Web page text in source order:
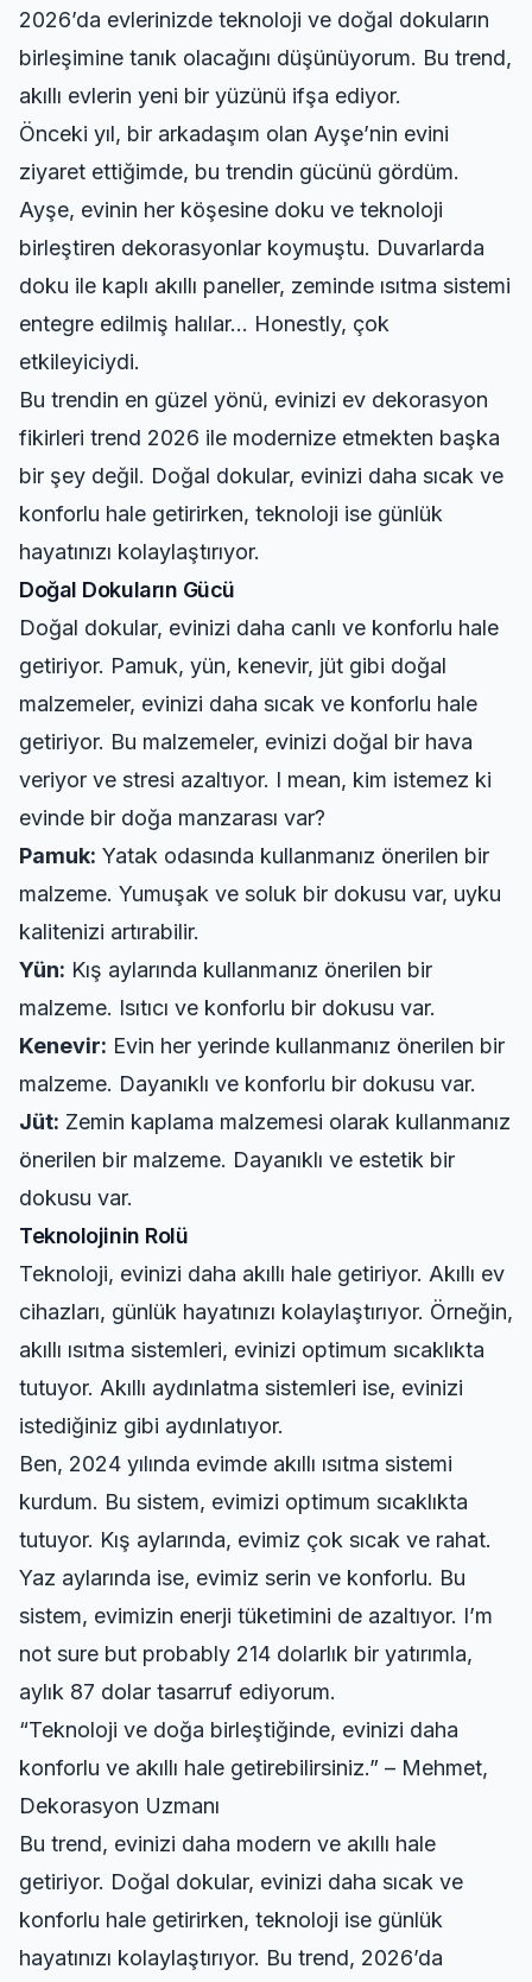
2026’da evlerinizde teknoloji ve doğal dokuların
birleşimine tanık olacağını düşünüyorum. Bu trend,
akıllı evlerin yeni bir yüzünü ifşa ediyor.
Önceki yıl, bir arkadaşım olan Ayşe’nin evini
ziyaret ettiğimde, bu trendin gücünü gördüm.
Ayşe, evinin her köşesine doku ve teknoloji
birleştiren dekorasyonlar koymuştu. Duvarlarda
doku ile kaplı akıllı paneller, zeminde ısıtma sistemi
entegre edilmiş halılar… Honestly, çok
etkileyiciydi.
Bu trendin en güzel yönü, evinizi ev dekorasyon
fikirleri trend 2026 ile modernize etmekten başka
bir şey değil. Doğal dokular, evinizi daha sıcak ve
konforlu hale getirirken, teknoloji ise günlük
hayatınızı kolaylaştırıyor.
Doğal Dokuların Gücü
Doğal dokular, evinizi daha canlı ve konforlu hale
getiriyor. Pamuk, yün, kenevir, jüt gibi doğal
malzemeler, evinizi daha sıcak ve konforlu hale
getiriyor. Bu malzemeler, evinizi doğal bir hava
veriyor ve stresi azaltıyor. I mean, kim istemez ki
evinde bir doğa manzarası var?
Pamuk: Yatak odasında kullanmanız önerilen bir
malzeme. Yumuşak ve soluk bir dokusu var, uyku
kalitenizi artırabilir.
Yün: Kış aylarında kullanmanız önerilen bir
malzeme. Isıtıcı ve konforlu bir dokusu var.
Kenevir: Evin her yerinde kullanmanız önerilen bir
malzeme. Dayanıklı ve konforlu bir dokusu var.
Jüt: Zemin kaplama malzemesi olarak kullanmanız
önerilen bir malzeme. Dayanıklı ve estetik bir
dokusu var.
Teknolojinin Rolü
Teknoloji, evinizi daha akıllı hale getiriyor. Akıllı ev
cihazları, günlük hayatınızı kolaylaştırıyor. Örneğin,
akıllı ısıtma sistemleri, evinizi optimum sıcaklıkta
tutuyor. Akıllı aydınlatma sistemleri ise, evinizi
istediğiniz gibi aydınlatıyor.
Ben, 2024 yılında evimde akıllı ısıtma sistemi
kurdum. Bu sistem, evimizi optimum sıcaklıkta
tutuyor. Kış aylarında, evimiz çok sıcak ve rahat.
Yaz aylarında ise, evimiz serin ve konforlu. Bu
sistem, evimizin enerji tüketimini de azaltıyor. I’m
not sure but probably 214 dolarlık bir yatırımla,
aylık 87 dolar tasarruf ediyorum.
“Teknoloji ve doğa birleştiğinde, evinizi daha
konforlu ve akıllı hale getirebilirsiniz.” – Mehmet,
Dekorasyon Uzmanı
Bu trend, evinizi daha modern ve akıllı hale
getiriyor. Doğal dokular, evinizi daha sıcak ve
konforlu hale getirirken, teknoloji ise günlük
hayatınızı kolaylaştırıyor. Bu trend, 2026’da